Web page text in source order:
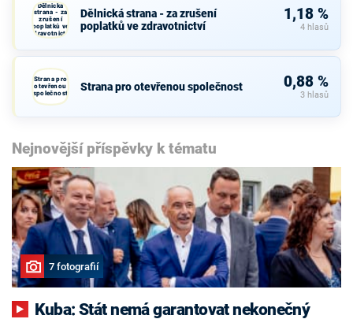
Dělnická
strana - za
zrušení
poplatků ve
zdravotnictví
Dělnická strana - za zrušení
poplatků ve zdravotnictví
1,18 %
4 hlasů
Strana pro
otevřenou
společnost
Strana pro otevřenou společnost 0,88 %
3 hlasů
Nejnovější příspěvky k tématu
7 fotografií